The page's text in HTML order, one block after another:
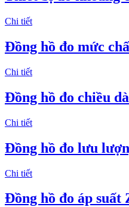
Chi tiết
Đồng hồ đo mức
Chi tiết
Đồng hồ đo chiều
Chi tiết
Đồng hồ đo lưu
Chi tiết
Đồng hồ đo áp suất